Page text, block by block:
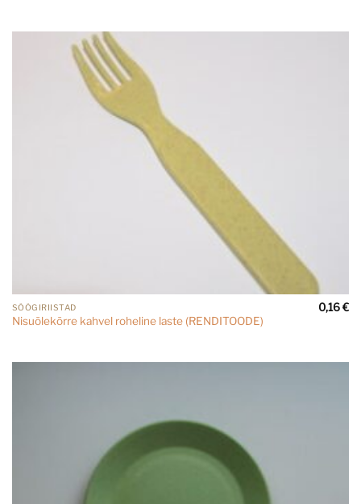
SÖÖGIRIISTAD
Nisuõlekõrre kahvel roheline laste (RENDITOODE)
0,16€